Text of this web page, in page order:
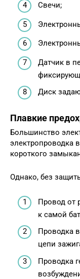
Свечи;
Датчик в
Диск
Плавкие
Большинство
электропроводка
короткого
Однако, без
Провод от
к самой
Проводка
цепи
Проводка